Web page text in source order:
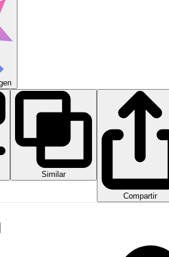
Similar
Compartir